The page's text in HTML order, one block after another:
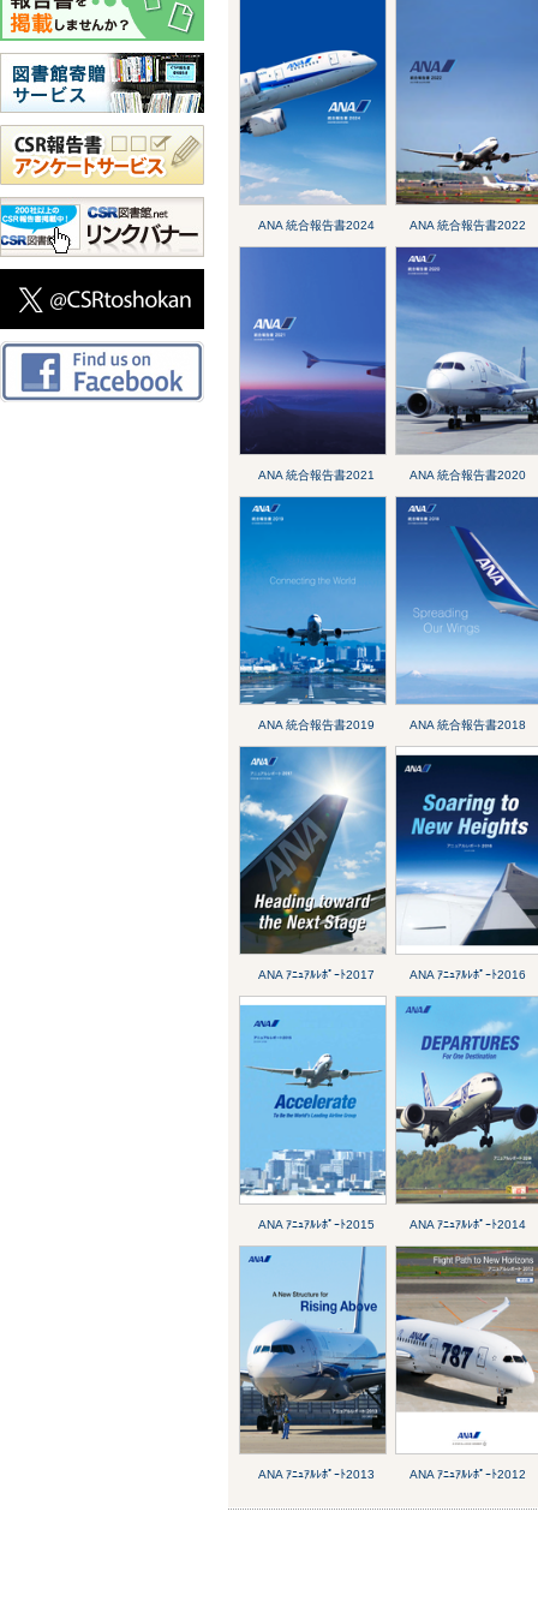
ANA 統合報告書2024 ANA 統合報告書2022
ANA 統合報告書2021 ANA 統合報告書2020
ANA 統合報告書2019 ANA 統合報告書2018
ANA ｱﾆｭｱﾙﾚﾎﾟｰﾄ2017 ANA ｱﾆｭｱﾙﾚﾎﾟｰﾄ2016
ANA ｱﾆｭｱﾙﾚﾎﾟｰﾄ2015 ANA ｱﾆｭｱﾙﾚﾎﾟｰﾄ2014
ANA ｱﾆｭｱﾙﾚﾎﾟｰﾄ2013 ANA ｱﾆｭｱﾙﾚﾎﾟｰﾄ2012